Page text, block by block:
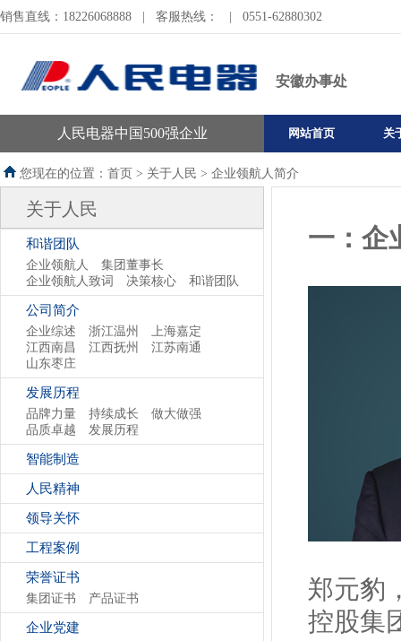
销售直线：18226068888 客服热线： 0551-62880302
安徽办事处
人民电器中国500强企业 网站首页 关
您现在的位置：首页 > 关于人民 > 企业领航人简介
关于人民
和谐团队
企业领航人
集团董事长
企业领航人致词
决策核心 和谐团队
公司简介
企业综述 浙江温州
上海嘉定
江西南昌
江西抚州
江苏南通
山东枣庄
发展历程
品牌力量 持续成长
做大做强
品质卓越
发展历程
智能制造
人民精神
领导关怀
工程案例
荣誉证书
集团证书 产品证书
企业党建
一：企
郑元豹
控股集